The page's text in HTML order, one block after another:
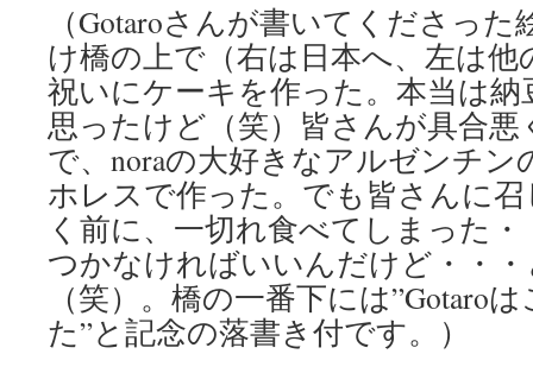
（Gotaroさんが書いてくださった
け橋の上で（右は日本へ、左は
祝いにケーキを作った。本当は
思ったけど（笑）皆さんが具合
で、noraの大好きなアルゼンチ
ホレスで作った。でも皆さんに
く前に、一切れ食べてしまった
つかなければいいんだけど・・
（笑）。橋の一番下には”Gotaro
た”と記念の落書き付です。）